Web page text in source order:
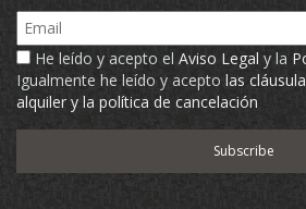
Email
He leído y acepto el Aviso Legal y la
Igualmente he leído y acepto las
alquiler y la política de cancelación